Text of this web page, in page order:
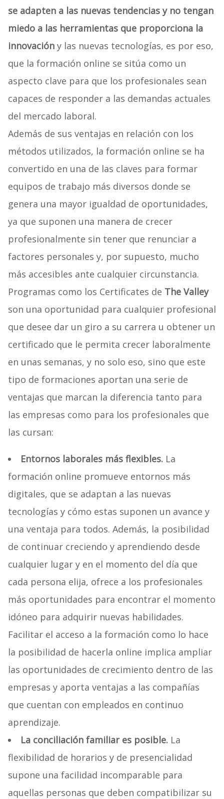
se adapten a las nuevas tendencias y no tengan
miedo a las herramientas que proporciona la
innovación y las nuevas tecnologías, es por eso,
que la formación online se sitúa como un
aspecto clave para que los profesionales sean
capaces de responder a las demandas actuales
del mercado laboral.
Además de sus ventajas en relación con los
métodos utilizados, la formación online se ha
convertido en una de las claves para formar
equipos de trabajo más diversos donde se
genera una mayor igualdad de oportunidades,
ya que suponen una manera de crecer
profesionalmente sin tener que renunciar a
factores personales y, por supuesto, mucho
más accesibles ante cualquier circunstancia.
Programas como los Certificates de The Valley
son una oportunidad para cualquier profesional
que desee dar un giro a su carrera u obtener un
certificado que le permita crecer laboralmente
en unas semanas, y no solo eso, sino que este
tipo de formaciones aportan una serie de
ventajas que marcan la diferencia tanto para
las empresas como para los profesionales que
las cursan:
Entornos laborales más flexibles. La
formación online promueve entornos más
digitales, que se adaptan a las nuevas
tecnologías y cómo estas suponen un avance y
una ventaja para todos. Además, la posibilidad
de continuar creciendo y aprendiendo desde
cualquier lugar y en el momento del día que
cada persona elija, ofrece a los profesionales
más oportunidades para encontrar el momento
idóneo para adquirir nuevas habilidades.
Facilitar el acceso a la formación como lo hace
la posibilidad de hacerla online implica ampliar
las oportunidades de crecimiento dentro de las
empresas y aporta ventajas a las compañías
que cuentan con empleados en continuo
aprendizaje.
La conciliación familiar es posible. La
flexibilidad de horarios y de presencialidad
supone una facilidad incomparable para
aquellas personas que deben compatibilizar su